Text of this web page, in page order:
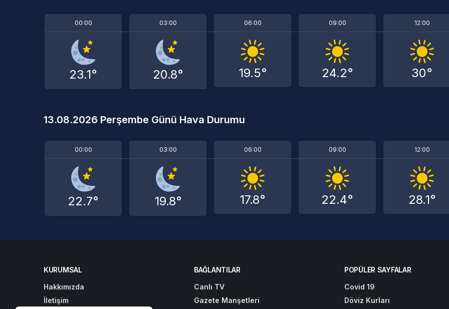
00:00
23.1°
03:00
20.8°
06:00
19.5°
09:00
24.2°
12:00
30°
13.08.2026 Perşembe Günü Hava Durumu
00:00
22.7°
03:00
19.8°
06:00
17.8°
09:00
22.4°
12:00
28.1°
KURUMSAL
Hakkımızda
İletişim
BAĞLANTILAR
Canlı TV
Gazete Manşetleri
POPÜLER SAYFALAR
Covid 19
Döviz Kurları